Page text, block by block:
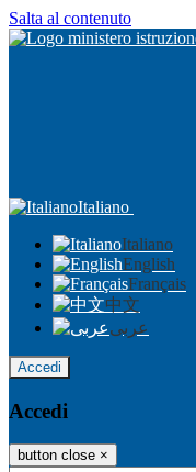
Salta al contenuto
Italiano
Italiano
English
Français
中文
عربى
Accedi
Accedi
button close ×